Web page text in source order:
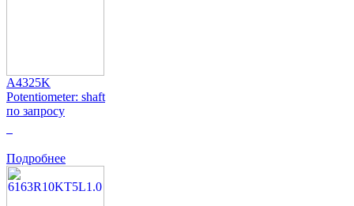
A4325K
Potentiometer: shaft
по запросу
Подробнее